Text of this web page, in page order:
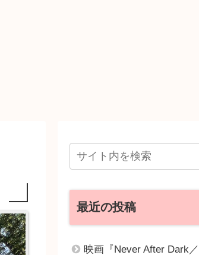
最近の投稿
映画『Never After Dark